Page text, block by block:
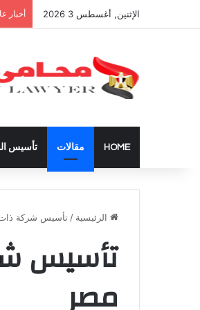
الإثنين, أغسطس 3 2026 أخبار
HOME مقالات تأسيس
الرئيسية / تأسيس شركة
تأسيس
مصر